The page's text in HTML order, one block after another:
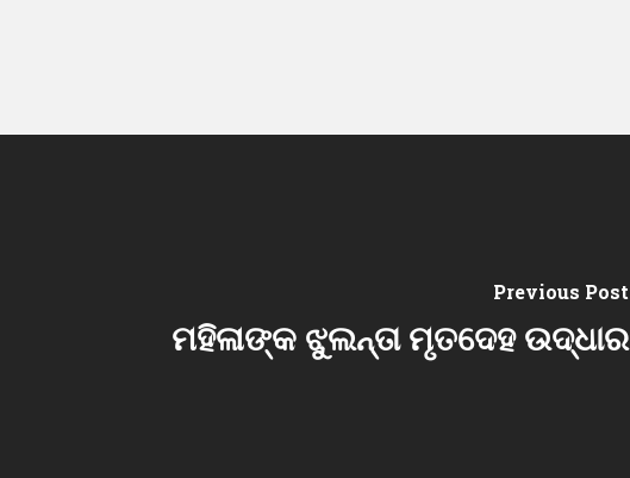
Previous Post
ମହିଳାଙ୍କ ଝୁଲନ୍ତା ମୃତଦେହ ଉଦ୍ଧାର